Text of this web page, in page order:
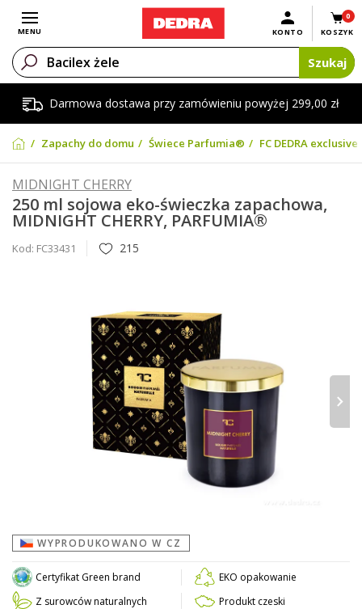
Darmowa dostawa przy zamówieniu powyżej 299,00 zł
Otwórz menu
MENU
0
KOSZYK
KONTO
Szukaj
Zapachy do domu Świece Parfumia® FC DEDRA exclusive
MIDNIGHT CHERRY
250 ml sojowa eko-świeczka zapachowa,
MIDNIGHT CHERRY, PARFUMIA®
Kod: FC33431 215
›
WYPRODUKOWANO W CZ
Certyfikat Green brand
EKO opakowanie
Z surowców naturalnych
Produkt czeski